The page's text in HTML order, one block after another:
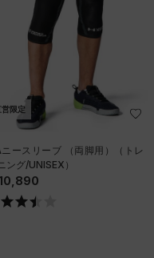
営限定
ースリーブ （両脚用）（トレ
ング/UNISEX）